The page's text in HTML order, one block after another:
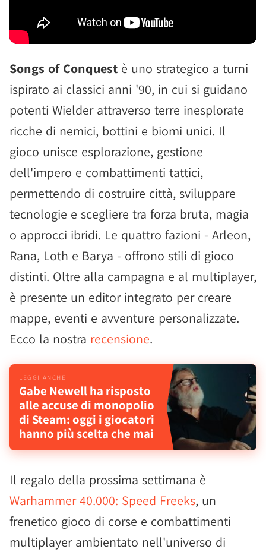
Songs of Conquest è uno strategico a turni
ispirato ai classici anni '90, in cui si guidano
potenti Wielder attraverso terre inesplorate
ricche di nemici, bottini e biomi unici. Il
gioco unisce esplorazione, gestione
dell'impero e combattimenti tattici,
permettendo di costruire città, sviluppare
tecnologie e scegliere tra forza bruta, magia
o approcci ibridi. Le quattro fazioni - Arleon,
Rana, Loth e Barya - offrono stili di gioco
distinti. Oltre alla campagna e al multiplayer,
è presente un editor integrato per creare
mappe, eventi e avventure personalizzate.
Ecco la nostra recensione.
Gabe Newell ha risposto
alle accuse di monopolio
di Steam: oggi i giocatori
hanno più scelta che mai
Il regalo della prossima settimana è
Warhammer 40.000: Speed Freeks, un
frenetico gioco di corse e combattimenti
multiplayer ambientato nell'universo di